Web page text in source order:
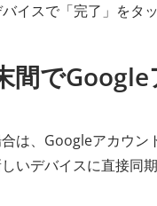
イスで「完了」を
間で
は、Googleアカウ
いデバイスに直接同